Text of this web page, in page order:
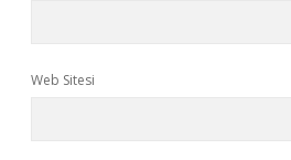
Web Sitesi